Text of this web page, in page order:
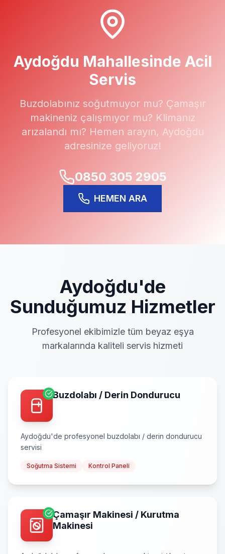
Aydoğdu Mahallesinde Acil
Servis
Buzdolabınız soğutmuyor mu? Çamaşır
makineniz çalışmıyor mu? Klimanız
arızalandı mı? Hemen arayın, Aydoğdu
adresinize geliyoruz!
0850 305 2905
HEMEN ARA
Aydoğdu'de
Sunduğumuz Hizmetler
Profesyonel ekibimizle tüm beyaz eşya
markalarında kaliteli servis hizmeti
Buzdolabı / Derin Dondurucu
Aydoğdu'de profesyonel buzdolabı / derin dondurucu
servisi
Soğutma Sistemi Kontrol Paneli
Çamaşır Makinesi / Kurutma
Makinesi